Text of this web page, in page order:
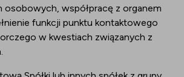
osobowych, współpracę z organem
funkcji punktu kontaktowego
w kwestiach związanych z